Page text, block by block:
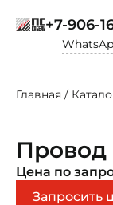
+7-906-
Главная /
Провод
Цена по
Запросить